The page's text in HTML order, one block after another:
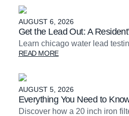
AUGUST 6, 2026
Get the Lead Out: A
Learn chicago water lead
READ MORE
AUGUST 5, 2026
Everything You Need to
Discover how a 20 inch iron